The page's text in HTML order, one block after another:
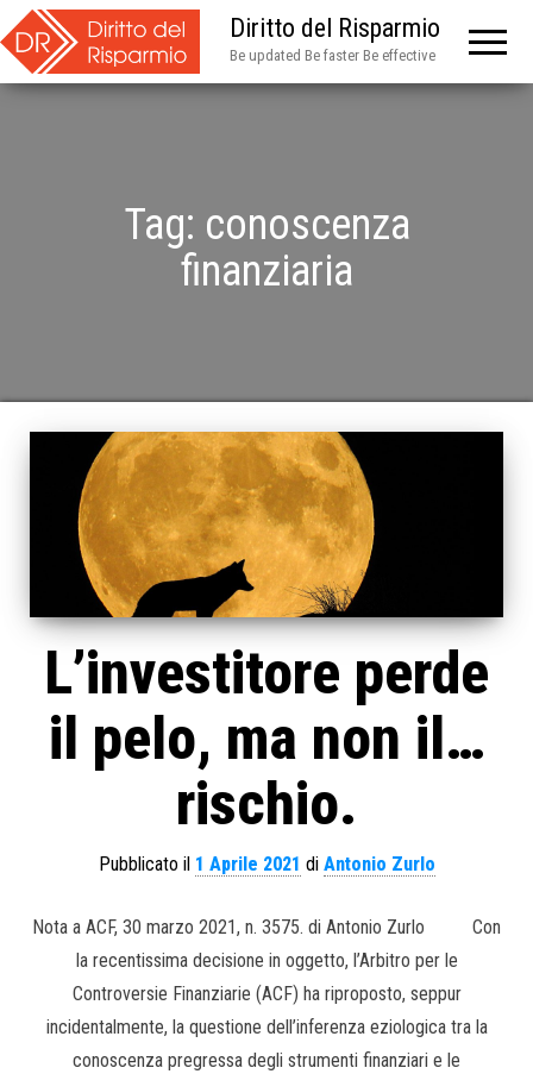
Diritto del Risparmio
Be updated Be faster Be effective
Tag: conoscenza
finanziaria
L’investitore perde
il pelo, ma non il…
rischio.
Pubblicato il 1 Aprile 2021 di Antonio Zurlo
Nota a ACF, 30 marzo 2021, n. 3575. di Antonio Zurlo Con
la recentissima decisione in oggetto, l’Arbitro per le
Controversie Finanziarie (ACF) ha riproposto, seppur
incidentalmente, la questione dell’inferenza eziologica tra la
conoscenza pregressa degli strumenti finanziari e le